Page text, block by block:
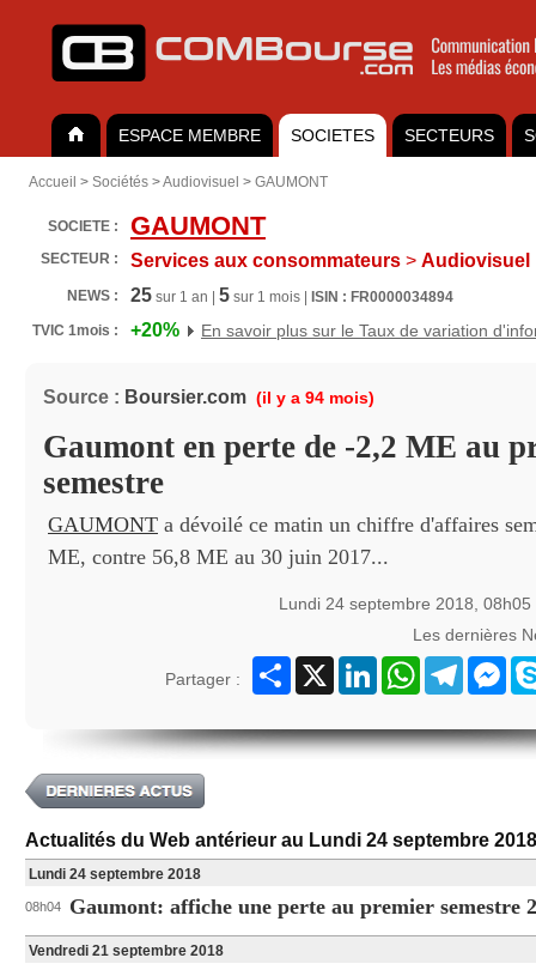
ESPACE MEMBRE SOCIETES SECTEURS
Accueil > Sociétés >Audiovisuel > GAUMONT
SOCIETE : GAUMONT
SECTEUR : Services aux consommateurs > Audiovisuel
NEWS : 25 sur 1 an | 5 sur 1 mois |
ISIN : FR0000034894
TVIC 1mois :
+20% En savoir plus sur le Taux de variation
Source : Boursier.com (il y a 94 mois)
Gaumont en perte de -2,2 ME au
semestre
GAUMONT a dévoilé ce matin un chiffre d'affaires
ME, contre 56,8 ME au 30 juin 2017...
Lundi 24 septembre 2018,
Les dernières
Partager :
Partager
X LinkedInWhatsAppTelegram
Actualités du Web antérieur au Lundi 24 septembre
Lundi 24 septembre 2018
08h04 Gaumont: affiche une perte au premier semestre
Vendredi 21 septembre 2018